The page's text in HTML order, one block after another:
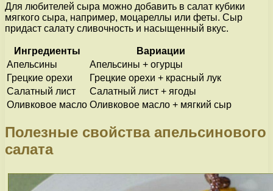
Для любителей сыра можно добавить в салат кубики
мягкого сыра, например, моцареллы или феты. Сыр
придаст салату сливочность и насыщенный вкус.
Ингредиенты
Вариации
Апельсины
Апельсины + огурцы
Грецкие орехи
Грецкие орехи + красный лук
Салатный лист
Салатный лист + ягоды
Оливковое масло Оливковое масло + мягкий сыр
Полезные свойства апельсинового
салата